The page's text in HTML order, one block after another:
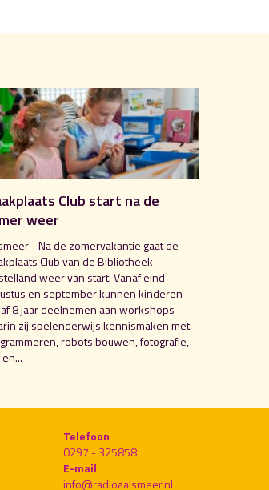
Club start na de
weer
- Na de zomervakantie gaat de
Club van de Bibliotheek
weer van start. Vanaf eind
en september kunnen kinderen
8 jaar deelnemen aan workshops
zij spelenderwijs kennismaken met
robots bouwen, fotografie,
Telefoon
0297 - 325858
E-mail
info@radioaalsmeer.nl